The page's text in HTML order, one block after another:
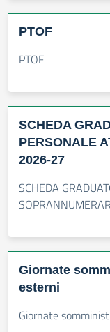
PTOF
PTOF
SCHEDA
PERSONALE
2026-27
SCHEDA
Giornate
esterni
Giornate